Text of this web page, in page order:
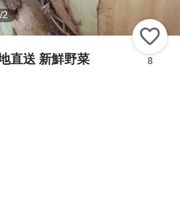
/2
直送 新鮮野菜 8